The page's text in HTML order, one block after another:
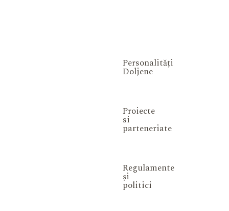
Personalități
Doljene
Proiecte
si
parteneriate
Regulamente
și
politici